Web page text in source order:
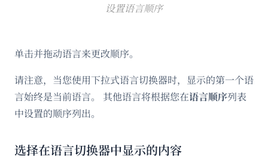
设置语言顺序
单击并拖动语言来更改顺序。
请注意，当您使用下拉式语言切换器时，显示的第一个语
言始终是当前语言。 其他语言将根据您在语言顺序列表
中设置的顺序列出。
选择在语言切换器中显示的内容